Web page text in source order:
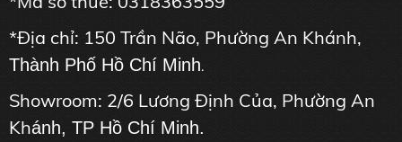
*Địa chỉ: 150 Trần Não, Phường An Khánh,
Thành Phố Hồ Chí Minh.
Showroom: 2/6 Lương Định Của, Phường An
Khánh, TP Hồ Chí Minh.